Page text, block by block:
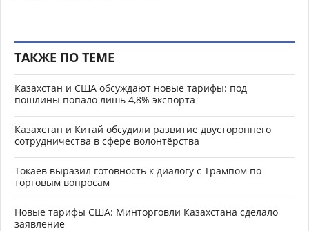
ТАКЖЕ ПО ТЕМЕ
Казахстан и США обсуждают новые тарифы: под
пошлины попало лишь 4,8% экспорта
Казахстан и Китай обсудили развитие двустороннего
сотрудничества в сфере волонтёрства
Токаев выразил готовность к диалогу с Трампом по
торговым вопросам
Новые тарифы США: Минторговли Казахстана сделало
заявление